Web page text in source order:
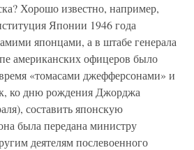
Хорошо известно, например,
Японии 1946 года
японцами, а в штабе генерала
американских офицеров было
«томасами джефферсонами» и
ко дню рождения Джорджа
составить японскую
была передана министру
деятелям послевоенного